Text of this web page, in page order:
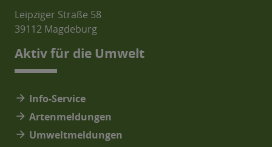
Leipziger Straße 58
39112 Magdeburg
Aktiv für die Umwelt
arrow_forward Info-Service
arrow_forward Artenmeldungen
arrow_forward Umweltmeldungen